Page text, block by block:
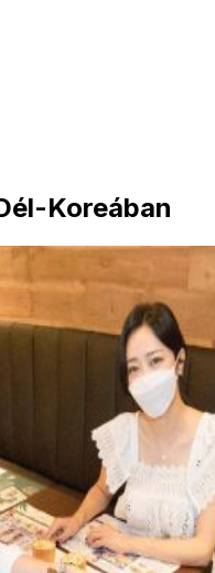
Koreában